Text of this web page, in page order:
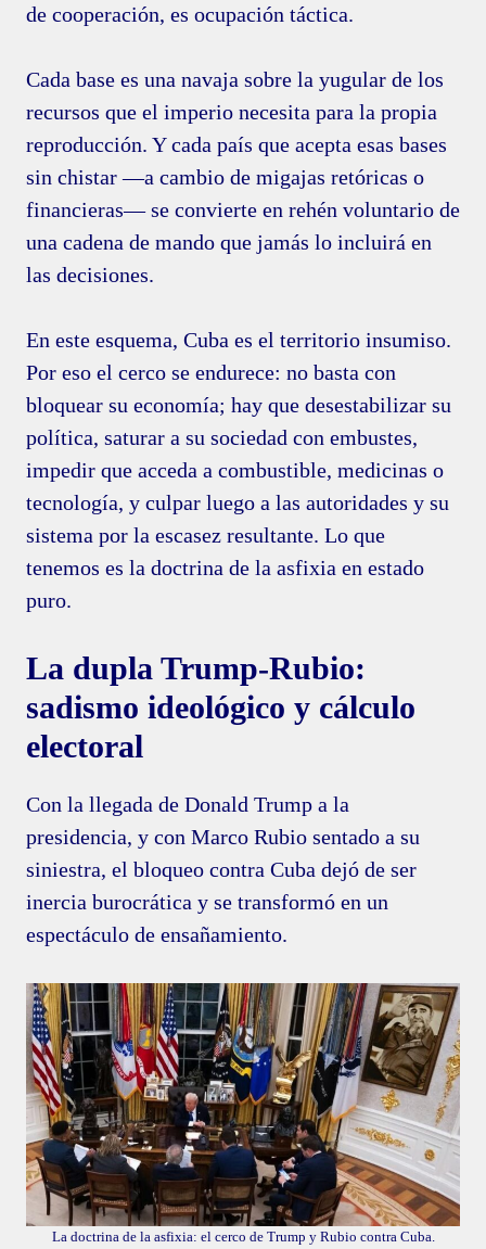
de cooperación, es ocupación táctica.
Cada base es una navaja sobre la yugular de los
recursos que el imperio necesita para la propia
reproducción. Y cada país que acepta esas bases
sin chistar —a cambio de migajas retóricas o
financieras— se convierte en rehén voluntario de
una cadena de mando que jamás lo incluirá en
las decisiones.
En este esquema, Cuba es el territorio insumiso.
Por eso el cerco se endurece: no basta con
bloquear su economía; hay que desestabilizar su
política, saturar a su sociedad con embustes,
impedir que acceda a combustible, medicinas o
tecnología, y culpar luego a las autoridades y su
sistema por la escasez resultante. Lo que
tenemos es la doctrina de la asfixia en estado
puro.
La dupla Trump-Rubio:
sadismo ideológico y cálculo
electoral
Con la llegada de Donald Trump a la
presidencia, y con Marco Rubio sentado a su
siniestra, el bloqueo contra Cuba dejó de ser
inercia burocrática y se transformó en un
espectáculo de ensañamiento.
La doctrina de la asfixia: el cerco de Trump y Rubio contra Cuba.